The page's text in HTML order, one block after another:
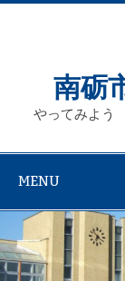
Skip
南砺
やってみよ
MENU